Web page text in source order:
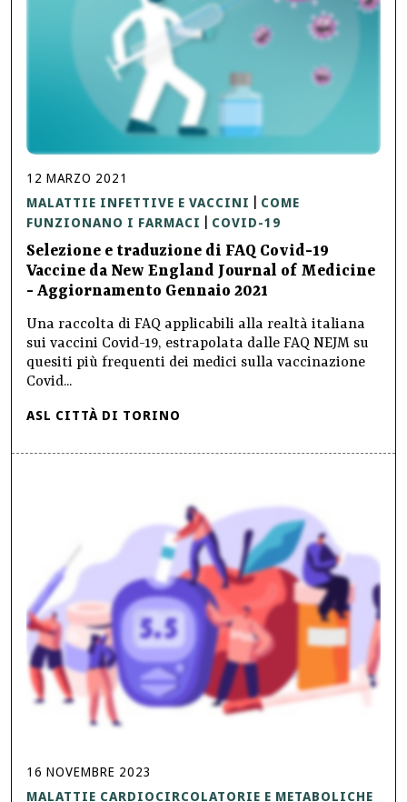
12 MARZO 2021
MALATTIE INFETTIVE E VACCINI
COME
FUNZIONANO I FARMACI
COVID-19
Selezione e traduzione di FAQ Covid-19
Vaccine da New England Journal of Medicine
- Aggiornamento Gennaio 2021
Una raccolta di FAQ applicabili alla realtà italiana
sui vaccini Covid-19, estrapolata dalle FAQ NEJM su
quesiti più frequenti dei medici sulla vaccinazione
Covid...
ASL CITTÀ DI TORINO
16 NOVEMBRE 2023
MALATTIE CARDIOCIRCOLATORIE E METABOLICHE